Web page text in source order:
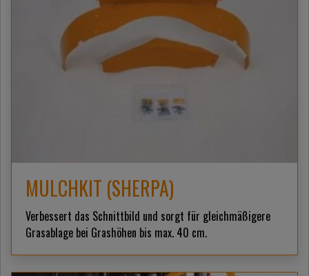
MULCHKIT (SHERPA)
Verbessert das Schnittbild und sorgt für gleichmäßigere
Grasablage bei Grashöhen bis max. 40 cm.